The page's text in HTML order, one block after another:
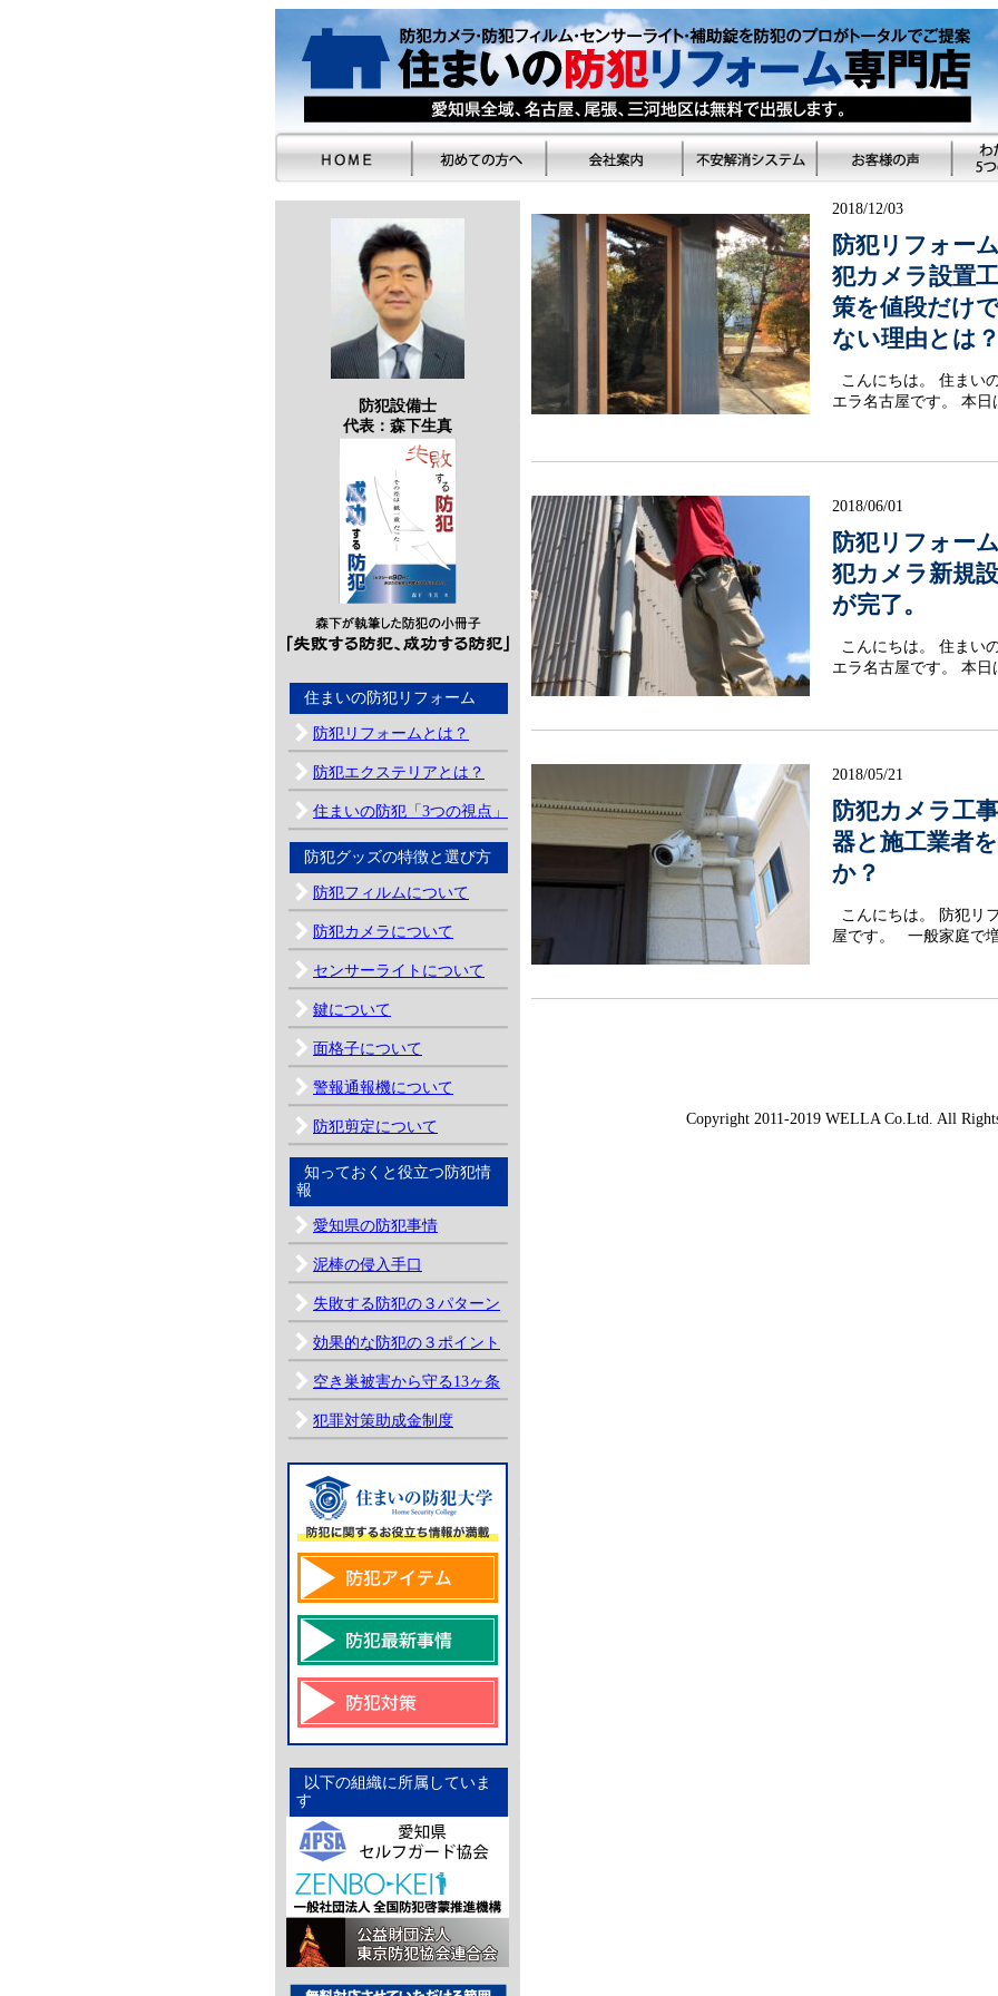
防犯設備士
代表：森下生真
住まいの防犯リフォーム
防犯リフォームとは？
防犯エクステリアとは？
住まいの防犯「3つの視点」
防犯グッズの特徴と選び方
防犯フィルムについて
防犯カメラについて
センサーライトについて
鍵について
面格子について
警報通報機について
防犯剪定について
知っておくと役立つ防犯情
報
愛知県の防犯事情
泥棒の侵入手口
失敗する防犯の３パターン
効果的な防犯の３ポイント
空き巣被害から守る13ヶ条
犯罪対策助成金制度
以下の組織に所属していま
す
2018/12/03
防犯リフォー
犯カメラ設置
策を値段だけ
ない理由とは？
こんにちは。 住まい
エラ名古屋です。 本
2018/06/01
防犯リフォー
犯カメラ新規
が完了。
こんにちは。 住まい
エラ名古屋です。 本
2018/05/21
防犯カメラ工
器と施工業者
か？
こんにちは。 防犯リ
屋です。 一般家庭で
Copyright 2011-2019 WELLA Co.Ltd. All